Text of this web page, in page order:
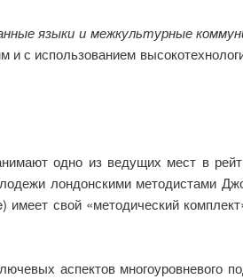
языки и межкультурные
и с использованием
одно из ведущих мест в
лондонскими методистами
свой «методический
аспектов многоуровневого